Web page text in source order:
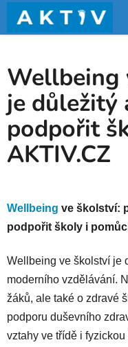
obsah
Wellbeing
je důležitý
podpořit
AKTIV.CZ
Wellbeing ve školství:
podpořit školy i
Wellbeing ve školství je
moderního vzdělávání.
žáků, ale také o zdravé
podporu duševního
vztahy ve třídě i